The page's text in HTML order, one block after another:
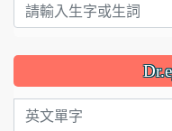
英文單字